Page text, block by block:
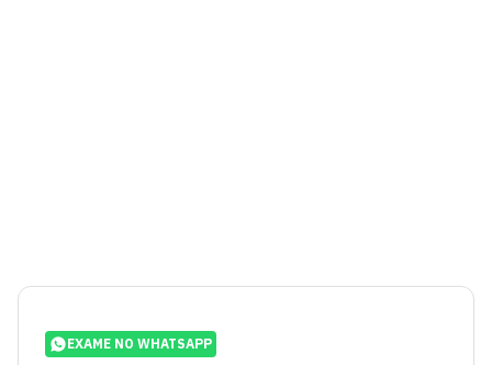
EXAME NO WHATSAPP